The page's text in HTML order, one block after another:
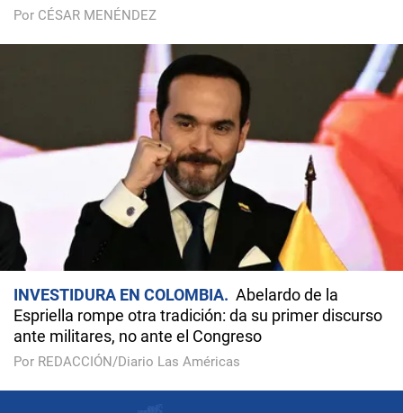
Por CÉSAR MENÉNDEZ
INVESTIDURA EN COLOMBIA
Abelardo de la
Espriella rompe otra tradición: da su primer discurso
ante militares, no ante el Congreso
Por REDACCIÓN/Diario Las Américas